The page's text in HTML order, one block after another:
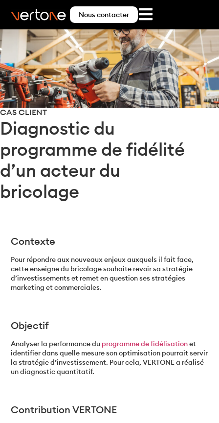
Nous contacter
CAS CLIENT
Diagnostic du
programme de fidélité
d’un acteur du
bricolage
Contexte
Pour répondre aux nouveaux enjeux auxquels il fait face,
cette enseigne du bricolage souhaite revoir sa stratégie
d’investissements et remet en question ses stratégies
marketing et commerciales.
Objectif
Analyser la performance du programme de fidélisationet
identifier dans quelle mesure son optimisation pourrait servir
la stratégie d’investissement. Pour cela, VERTONE a réalisé
un diagnostic quantitatif.
Contribution VERTONE